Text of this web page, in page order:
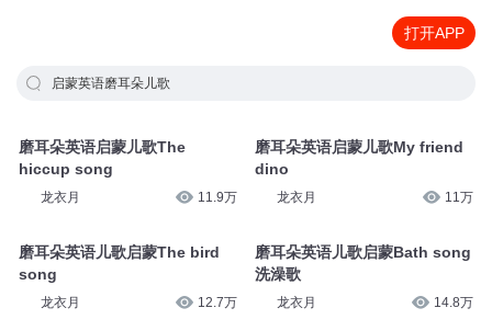
打开APP
启蒙英语磨耳朵儿歌
磨耳朵英语启蒙儿歌The
hiccup song
龙衣月 11.9万
磨耳朵英语儿歌启蒙The bird
song
龙衣月 12.7万
磨耳朵英语启蒙儿歌My friend
dino
龙衣月 11万
磨耳朵英语儿歌启蒙Bath song
洗澡歌
龙衣月 14.8万